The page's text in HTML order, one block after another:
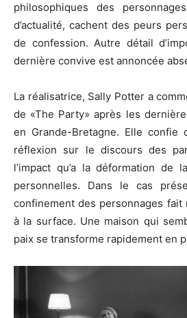
philosophiques des
d’actualité, cachent des peurs
de confession. Autre détail
dernière convive est annoncée
La réalisatrice, Sally Potter a
de «The Party» après les
en Grande-Bretagne. Elle confie
réflexion sur le discours des
l’impact qu’a la déformation de
personnelles. Dans le cas
confinement des personnages fait
à la surface. Une maison qui
paix se transforme rapidement en